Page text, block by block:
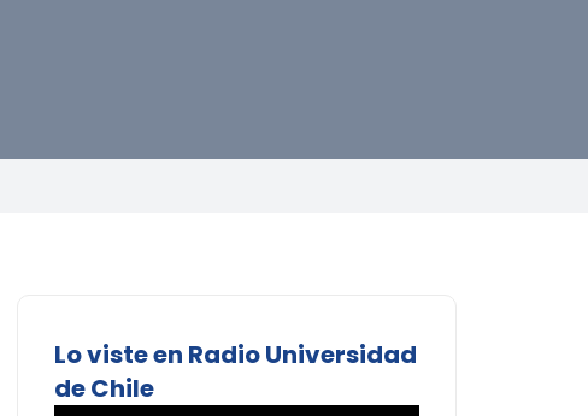
Lo viste en Radio Universidad
de Chile